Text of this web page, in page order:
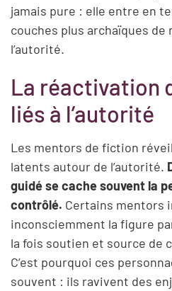
jamais pure : elle entre en
couches plus archaïques de
l’autorité.
La réactivation
liés à l’autorité
Les mentors de fiction
latents autour de l’autorité.
guidé se cache souvent la
contrôlé. Certains mentors
inconsciemment la figure
la fois soutien et source de
C’est pourquoi ces
souvent : ils ravivent des